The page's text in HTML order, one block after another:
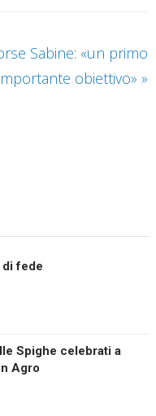
Sabine: «un primo
obiettivo» »
di fede
Spighe celebrati a
Agro